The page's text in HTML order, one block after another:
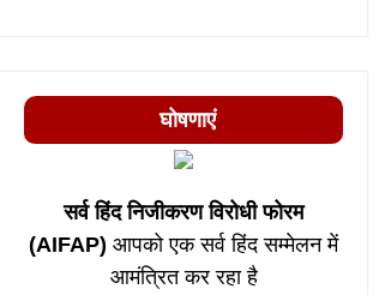
घोषणाएं
सर्व हिंद निजीकरण विरोधी फोरम
(AIFAP) आपको एक सर्व हिंद सम्मेलन में
आमंत्रित कर रहा है